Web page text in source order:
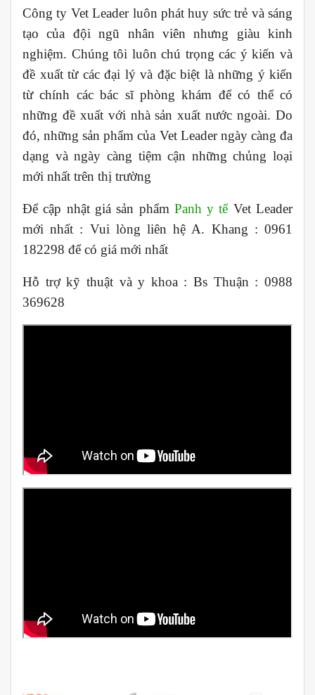
Công ty Vet Leader luôn phát huy sức trẻ và sáng
tạo của đội ngũ nhân viên nhưng giàu kinh
nghiệm. Chúng tôi luôn chú trọng các ý kiến và
đề xuất từ các đại lý và đặc biệt là những ý kiến
từ chính các bác sĩ phòng khám để có thể có
những đề xuất với nhà sản xuất nước ngoài. Do
đó, những sản phẩm của Vet Leader ngày càng đa
dạng và ngày càng tiệm cận những chủng loại
mới nhất trên thị trường
Để cập nhật giá sản phẩm Panh y tếVet Leader
mới nhất : Vui lòng liên hệ A. Khang : 0961
182298 để có giá mới nhất
Hỗ trợ kỹ thuật và y khoa : Bs Thuận : 0988
369628